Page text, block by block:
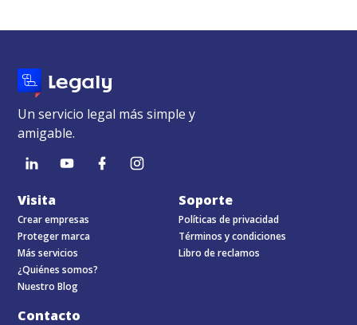
Un servicio legal más simple y
amigable.
Visita
Crear empresas
Proteger marca
Más servicios
¿Quiénes somos?
Nuestro Blog
Soporte
Políticas de privacidad
Términos y condiciones
Libro de reclamos
Contacto